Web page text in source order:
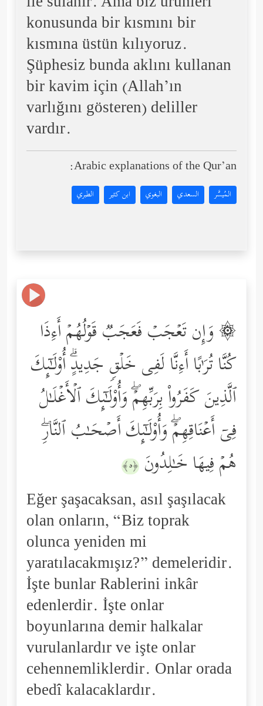
konusunda bir kısmını bir
kısmına üstün kılıyoruz.
Şüphesiz bunda aklını kullanan
bir kavim için (Allah’ın
varlığını gösteren) deliller
vardır.
Arabic explanations of the Qur’an:
المُيسَّر السعدي البغوي ابن كثير الطبري
۞ وَإِن تَعۡجَبۡ فَعَجَبࣱ قَوۡلُهُمۡ أَءِذَا
كُنَّا تُرَ ٰ⁠بًا أَءِنَّا لَفِی خَلۡقࣲ جَدِیدٍۗ أُوْلَـٰۤىِٕكَ
ٱلَّذِینَ كَفَرُواْ بِرَبِّهِمۡۖ وَأُوْلَـٰۤىِٕكَ ٱلۡأَغۡلَـٰلُ
فِیۤ أَعۡنَاقِهِمۡۖ وَأُوْلَـٰۤىِٕكَ أَصۡحَـٰبُ ٱلنَّارِۖ
هُمۡ فِیهَا خَـٰلِدُونَ ﴿٥﴾
Eğer şaşacaksan, asıl şaşılacak
olan onların, “Biz toprak
olunca yeniden mi
yaratılacakmışız?” demeleridir.
İşte bunlar Rablerini inkâr
edenlerdir. İşte onlar
boyunlarına demir halkalar
vurulanlardır ve işte onlar
cehennemliklerdir. Onlar orada
ebedî kalacaklardır.